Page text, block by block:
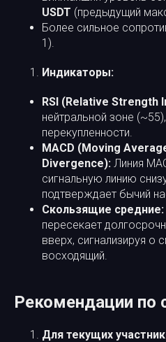
USDT (предыдущий
Более сильное
1).
Индикаторы:
RSI (Relative Strength
нейтральной зоне
перекупленности.
MACD (Moving
Divergence): Линия
сигнальную линию
подтверждает бычий
Скользящие средние:
пересекает
вверх, сигнализируя о
восходящий.
Рекомендации по
Для текущих